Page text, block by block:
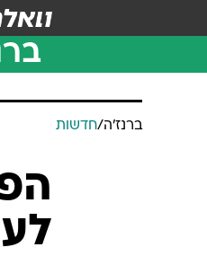
ברנז'ה/חדשות